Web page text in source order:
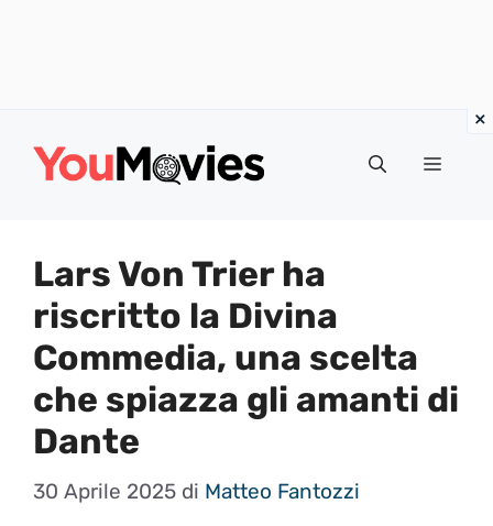
Menu
Lars Von Trier ha
riscritto la Divina
Commedia, una scelta
che spiazza gli amanti di
Dante
30 Aprile 2025 di Matteo Fantozzi